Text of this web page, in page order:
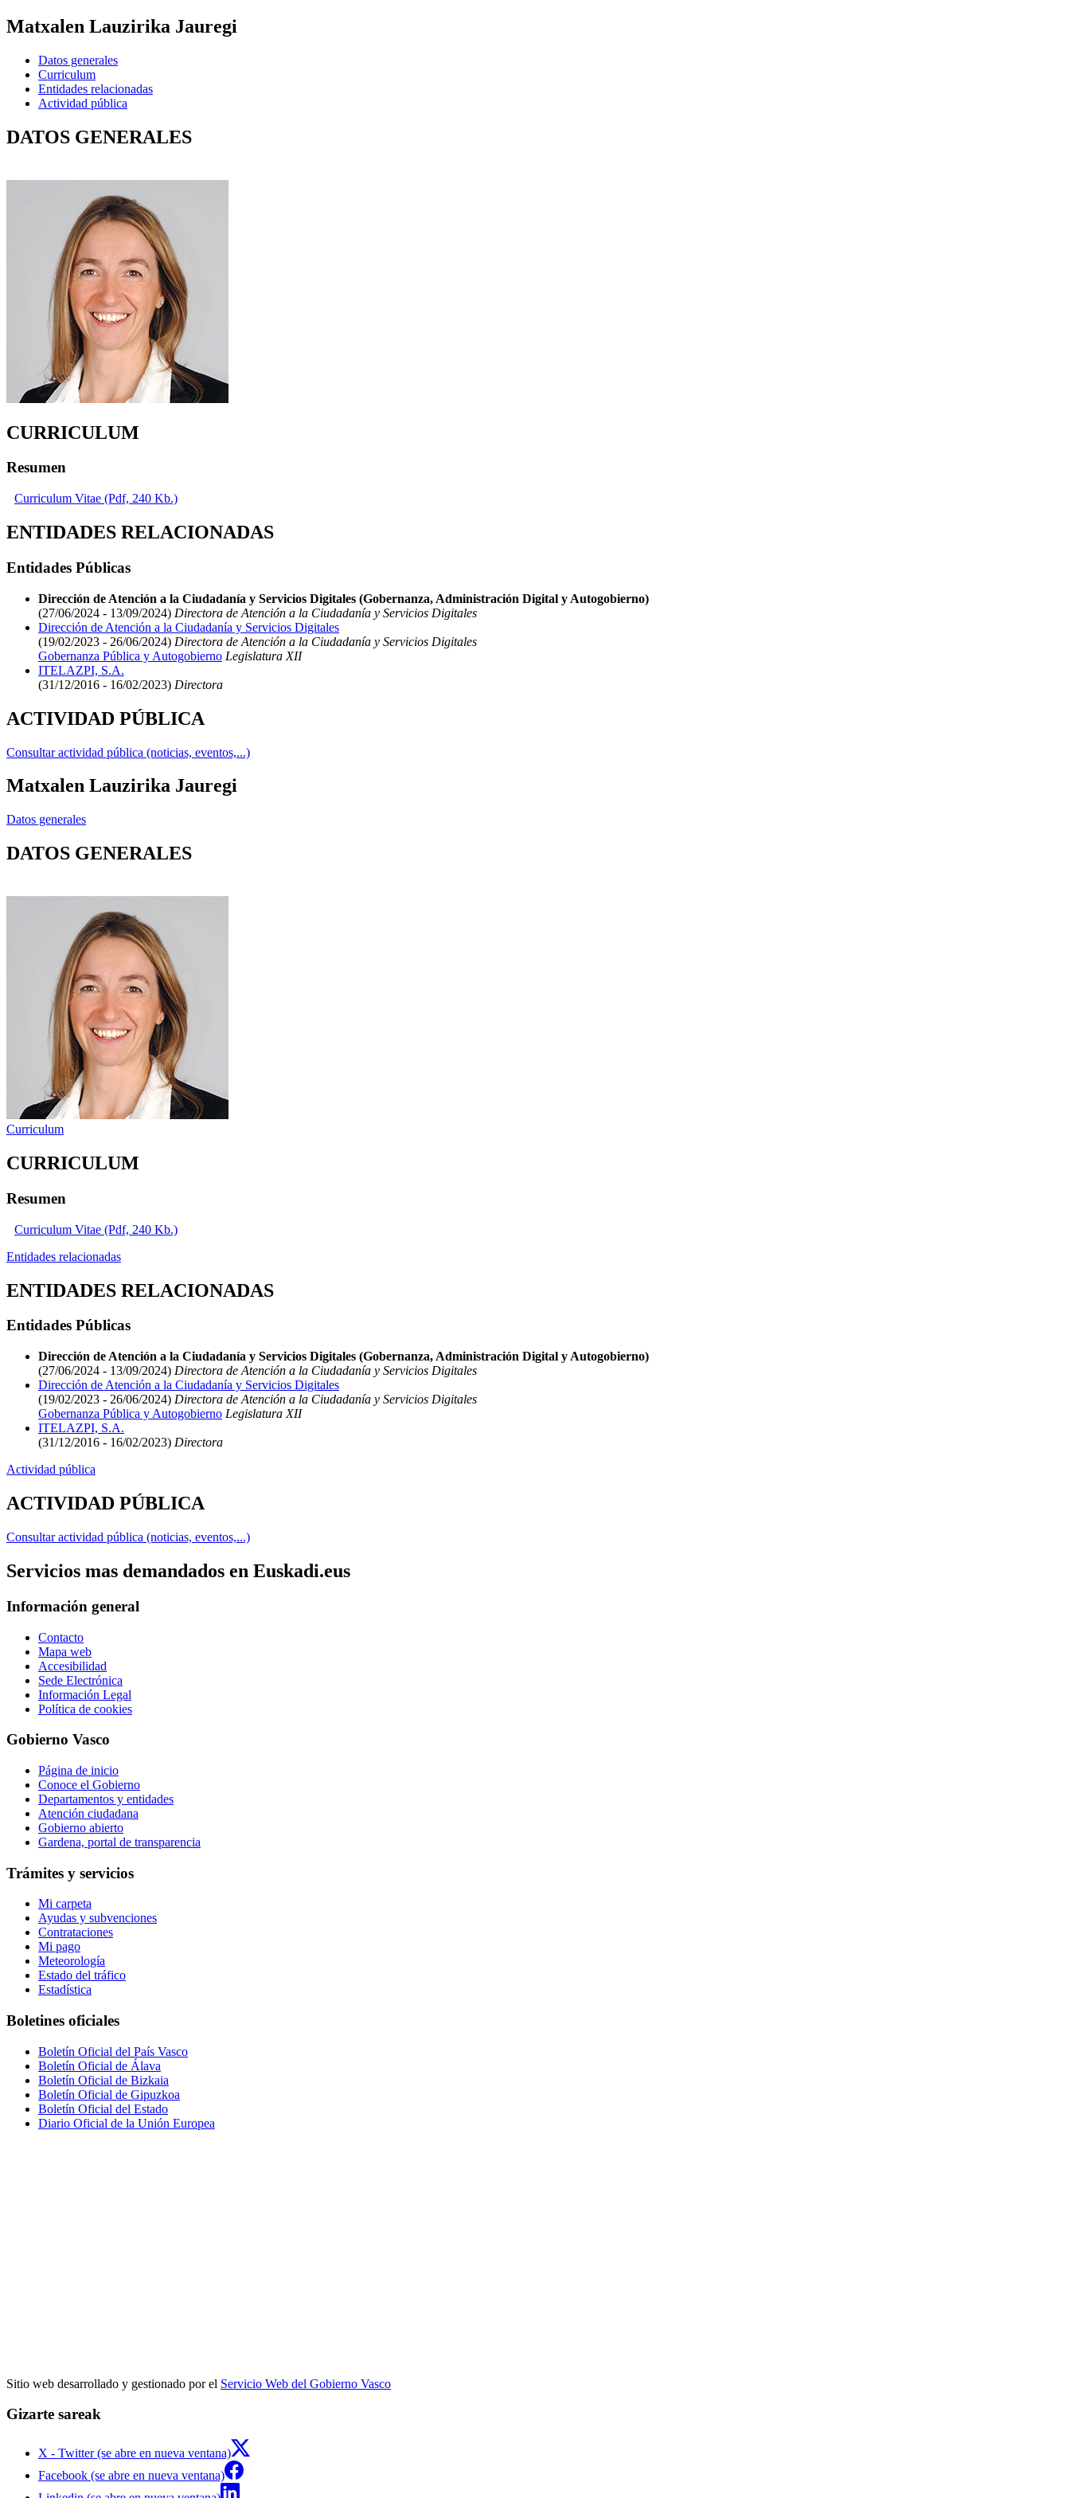
Matxalen Lauzirika Jauregi
Datos generales
Curriculum
Entidades relacionadas
Actividad pública
DATOS GENERALES
CURRICULUM
Resumen
Curriculum Vitae (Pdf, 240 Kb.)
ENTIDADES RELACIONADAS
Entidades Públicas
Dirección de Atención a la Ciudadanía y Servicios Digitales (Gobernanza, Administración Digital y Autogobierno)
(27/06/2024 - 13/09/2024) Directora de Atención a la Ciudadanía y Servicios Digitales
Dirección de Atención a la Ciudadanía y Servicios Digitales
(19/02/2023 - 26/06/2024) Directora de Atención a la Ciudadanía y Servicios Digitales
Gobernanza Pública y Autogobierno Legislatura XII
ITELAZPI, S.A.
(31/12/2016 - 16/02/2023) Directora
ACTIVIDAD PÚBLICA
Consultar actividad pública (noticias, eventos,...)
Matxalen Lauzirika Jauregi
Datos generales
DATOS GENERALES
Curriculum
CURRICULUM
Resumen
Curriculum Vitae (Pdf, 240 Kb.)
Entidades relacionadas
ENTIDADES RELACIONADAS
Entidades Públicas
Dirección de Atención a la Ciudadanía y Servicios Digitales (Gobernanza, Administración Digital y Autogobierno)
(27/06/2024 - 13/09/2024) Directora de Atención a la Ciudadanía y Servicios Digitales
Dirección de Atención a la Ciudadanía y Servicios Digitales
(19/02/2023 - 26/06/2024) Directora de Atención a la Ciudadanía y Servicios Digitales
Gobernanza Pública y Autogobierno Legislatura XII
ITELAZPI, S.A.
(31/12/2016 - 16/02/2023) Directora
Actividad pública
ACTIVIDAD PÚBLICA
Consultar actividad pública (noticias, eventos,...)
Servicios mas demandados en Euskadi.eus
Información general
Contacto
Mapa web
Accesibilidad
Sede Electrónica
Información Legal
Política de cookies
Gobierno Vasco
Página de inicio
Conoce el Gobierno
Departamentos y entidades
Atención ciudadana
Gobierno abierto
Gardena, portal de transparencia
Trámites y servicios
Mi carpeta
Ayudas y subvenciones
Contrataciones
Mi pago
Meteorología
Estado del tráfico
Estadística
Boletines oficiales
Boletín Oficial del País Vasco
Boletín Oficial de Álava
Boletín Oficial de Bizkaia
Boletín Oficial de Gipuzkoa
Boletín Oficial del Estado
Diario Oficial de la Unión Europea
Sitio web desarrollado y gestionado por el Servicio Web del Gobierno Vasco
Gizarte sareak
X - Twitter (se abre en nueva ventana)
Facebook (se abre en nueva ventana)